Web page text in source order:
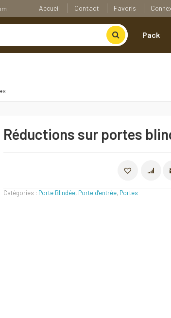
Accueil Contact Favoris
Pack
Réductions sur portes
Catégories : Porte Blindée, Porte d’entrée, Portes